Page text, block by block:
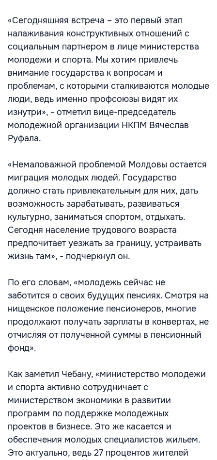
«Сегодняшняя встреча – это первый этап
налаживания конструктивных отношений с
социальным партнером в лице министерства
молодежи и спорта. Мы хотим привлечь
внимание государства к вопросам и
проблемам, с которыми сталкиваются молодые
люди, ведь именно профсоюзы видят их
изнутри», - отметил вице-председатель
молодежной организации НКПМ Вячеслав
Руфала.
«Немаловажной проблемой Молдовы остается
миграция молодых людей. Государство
должно стать привлекательным для них, дать
возможность зарабатывать, развиваться
культурно, заниматься спортом, отдыхать.
Сегодня население трудового возраста
предпочитает уезжать за границу, устраивать
жизнь там», - подчеркнул он.
По его словам, «молодежь сейчас не
заботится о своих будущих пенсиях. Смотря на
нищенское положение пенсионеров, многие
продолжают получать зарплаты в конвертах, не
отчисляя от полученной суммы в пенсионный
фонд».
Как заметил Чебану, «министерство молодежи
и спорта активно сотрудничает с
министерством экономики в развитии
программ по поддержке молодежных
проектов в бизнесе. Это же касается и
обеспечения молодых специалистов жильем.
Это актуально, ведь 27 процентов жителей